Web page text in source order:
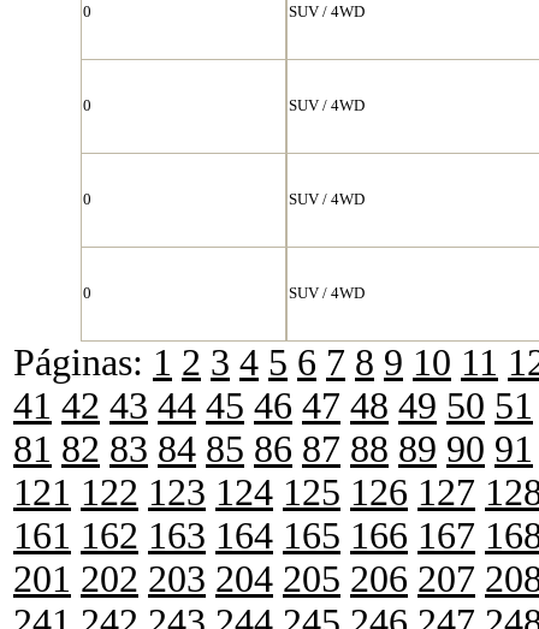
0 SUV / 4WD
0 SUV / 4WD
0 SUV / 4WD
0 SUV / 4WD
Páginas: 1 2 3 4 5 6 7 8 9 10 11
41 42 43 44 45 46 47 48 49 50 51
81 82 83 84 85 86 87 88 89 90 91
121 122 123 124 125 126 127
161 162 163 164 165 166 167
201 202 203 204 205 206 207